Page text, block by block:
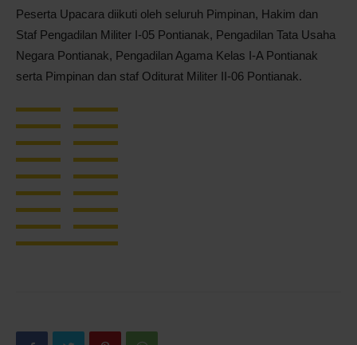
Peserta Upacara diikuti oleh seluruh Pimpinan, Hakim dan
Staf Pengadilan Militer I-05 Pontianak, Pengadilan Tata Usaha
Negara Pontianak, Pengadilan Agama Kelas I-A Pontianak
serta Pimpinan dan staf Oditurat Militer II-06 Pontianak.